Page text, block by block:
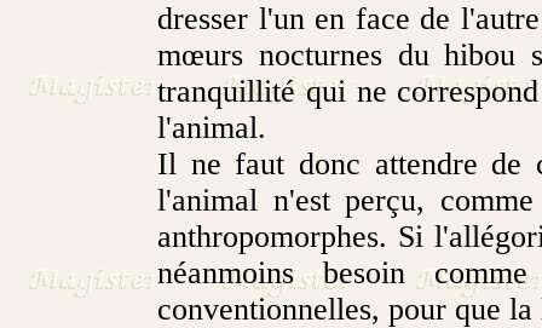
dresser l'un en face de
mœurs nocturnes du hibou
tranquillité qui ne
l'animal.
Il ne faut donc attendre de
l'animal n'est perçu,
anthropomorphes. Si
néanmoins besoin
conventionnelles, pour que